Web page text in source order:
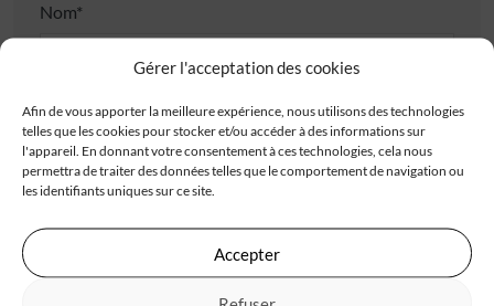
Gérer l'acceptation des cookies
Afin de vous apporter la meilleure expérience, nous utilisons des technologies
telles que les cookies pour stocker et/ou accéder à des informations sur
l'appareil. En donnant votre consentement à ces technologies, cela nous
permettra de traiter des données telles que le comportement de navigation ou
les identifiants uniques sur ce site.
Accepter
Nom*
Téléphone*
E-mail*